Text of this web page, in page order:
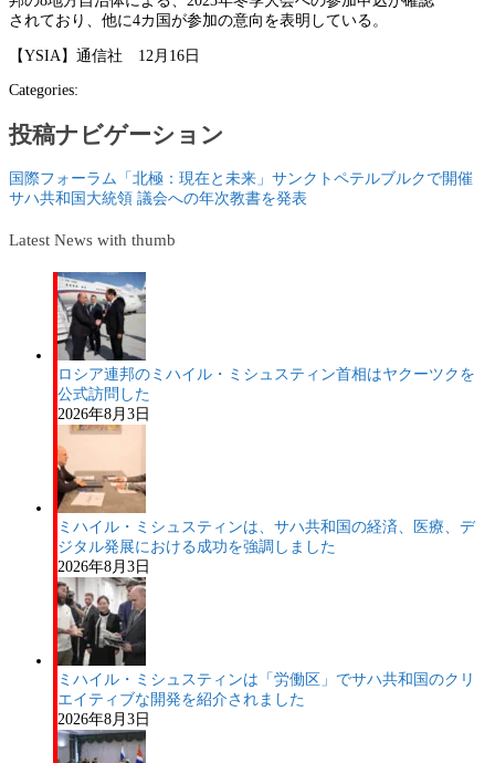
されており、他に4カ国が参加の意向を表明している。
【YSIA】通信社 12月16日
Categories:
投稿ナビゲーション
国際フォーラム「北極：現在と未来」サンクトペテルブルクで開催
サハ共和国大統領 議会への年次教書を発表
Latest News with thumb
ロシア連邦のミハイル・ミシュスティン首相はヤクーツクを
公式訪問した
2026年8月3日
ミハイル・ミシュスティンは、サハ共和国の経済、医療、デ
ジタル発展における成功を強調しました
2026年8月3日
ミハイル・ミシュスティンは「労働区」でサハ共和国のクリ
エイティブな開発を紹介されました
2026年8月3日